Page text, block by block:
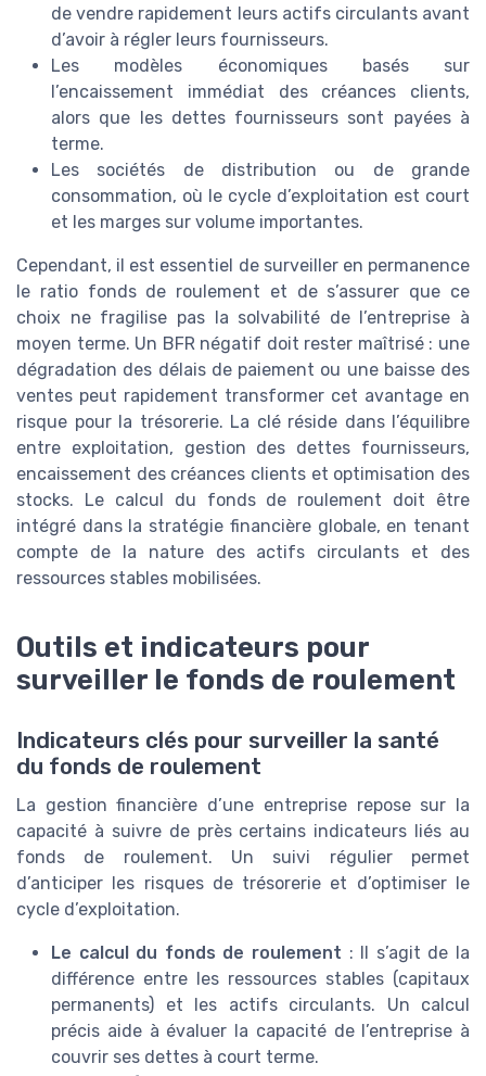
de vendre rapidement leurs actifs circulants avant
d’avoir à régler leurs fournisseurs.
Les modèles économiques basés sur
l’encaissement immédiat des créances clients,
alors que les dettes fournisseurs sont payées à
terme.
Les sociétés de distribution ou de grande
consommation, où le cycle d’exploitation est court
et les marges sur volume importantes.
Cependant, il est essentiel de surveiller en permanence
le ratio fonds de roulement et de s’assurer que ce
choix ne fragilise pas la solvabilité de l’entreprise à
moyen terme. Un BFR négatif doit rester maîtrisé : une
dégradation des délais de paiement ou une baisse des
ventes peut rapidement transformer cet avantage en
risque pour la trésorerie. La clé réside dans l’équilibre
entre exploitation, gestion des dettes fournisseurs,
encaissement des créances clients et optimisation des
stocks. Le calcul du fonds de roulement doit être
intégré dans la stratégie financière globale, en tenant
compte de la nature des actifs circulants et des
ressources stables mobilisées.
Outils et indicateurs pour
surveiller le fonds de roulement
Indicateurs clés pour surveiller la santé
du fonds de roulement
La gestion financière d’une entreprise repose sur la
capacité à suivre de près certains indicateurs liés au
fonds de roulement. Un suivi régulier permet
d’anticiper les risques de trésorerie et d’optimiser le
cycle d’exploitation.
Le calcul du fonds de roulement : Il s’agit de la
différence entre les ressources stables (capitaux
permanents) et les actifs circulants. Un calcul
précis aide à évaluer la capacité de l’entreprise à
couvrir ses dettes à court terme.